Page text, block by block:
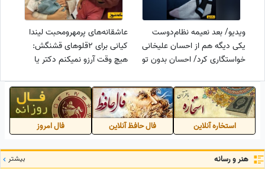
ویدیو/ بعد نعیمه نظام‌دوست
یکی دیگه هم از احسان علیخانی
خواستگاری کرد/ احسان بدون تو
عاشقانه‌های پرمهرومحبت لیندا
کیانی برای 2قلوهای قشنگش:
هیچ وقت آرزو نمیکنم دکتر یا
که ....
استخاره آنلاین فال حافظ آنلاین فال امروز
هنر و رسانه بیشتر